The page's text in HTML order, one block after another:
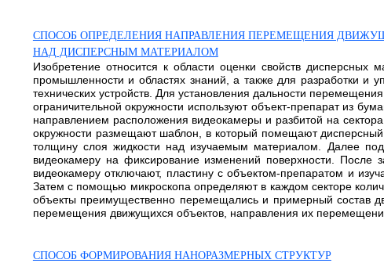
СПОСОБ ОПРЕДЕЛЕНИЯ НАПРАВЛЕНИЯ ПЕРЕМЕЩЕНИЯ
НАД ДИСПЕРСНЫМ МАТЕРИАЛОМ
Изобретение относится к области оценки свойств дисперсных
промышленности и областях знаний, а также для разработки и
технических устройств. Для установления дальности
ограничительной окружности используют объект-препарат из
направлением расположения видеокамеры и разбитой на
окружности размещают шаблон, в который помещают
толщину слоя жидкости над изучаемым материалом. Далее
видеокамеру на фиксирование изменений поверхности. После
видеокамеру отключают, пластину с объектом-препаратом и
Затем с помощью микроскопа определяют в каждом секторе
объекты преимущественно перемещались и примерный состав
перемещения движущихся объектов, направления их
СПОСОБ ФОРМИРОВАНИЯ НАНОРАЗМЕРНЫХ СТРУКТУР